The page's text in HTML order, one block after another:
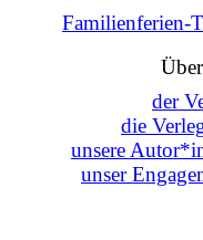
Familienferien-
der
die
unsere
unser